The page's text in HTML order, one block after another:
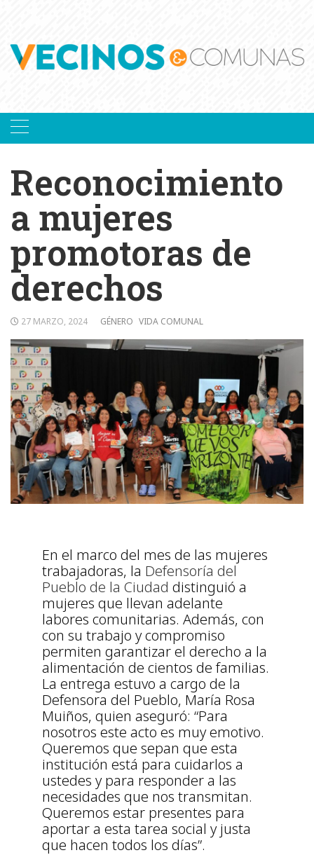
Reconocimiento
a mujeres
promotoras de
derechos
27 MARZO, 2024 GÉNERO VIDA COMUNAL
En el marco del mes de las mujeres
trabajadoras, la Defensoría del
Pueblo de la Ciudad distinguió a
mujeres que llevan adelante
labores comunitarias. Además, con
con su trabajo y compromiso
permiten garantizar el derecho a la
alimentación de cientos de familias.
La entrega estuvo a cargo de la
Defensora del Pueblo, María Rosa
Muiños, quien aseguró: “Para
nosotros este acto es muy emotivo.
Queremos que sepan que esta
institución está para cuidarlos a
ustedes y para responder a las
necesidades que nos transmitan.
Queremos estar presentes para
aportar a esta tarea social y justa
que hacen todos los días”.